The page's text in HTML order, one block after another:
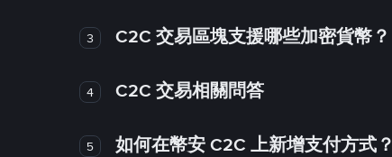
3 C2C 交易區塊支援哪些加密貨幣？
4 C2C 交易相關問答
5 如何在幣安 C2C 上新增支付方式？